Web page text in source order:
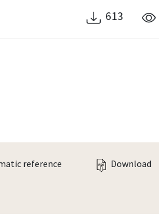
613
reference Download